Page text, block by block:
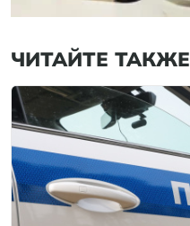
ЧИТАЙТЕ ТАКЖЕ